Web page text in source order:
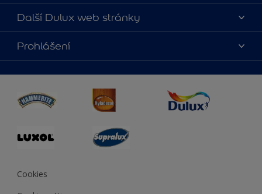
O nás
Kontaktujte nás
Najít obchod
Další Dulux web stránky
duluxmalir.cz
duluxmaliar.sk
duluxprodejnabarev.cz
duluxpredajnafarieb.sk
Prohlášení
Cookies